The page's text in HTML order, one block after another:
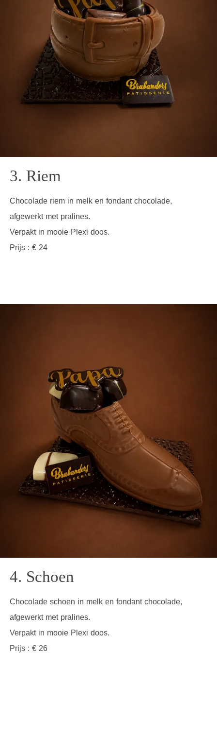
3. Riem
Chocolade riem in melk en fondant chocolade,
afgewerkt met pralines.
Verpakt in mooie Plexi doos.
Prijs : € 24
4. Schoen
Chocolade schoen in melk en fondant chocolade,
afgewerkt met pralines.
Verpakt in mooie Plexi doos.
Prijs : € 26